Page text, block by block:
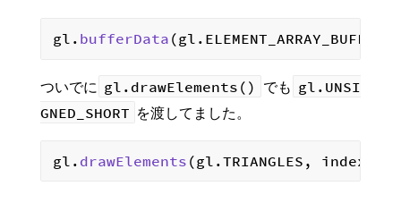
gl. bufferData (gl. ELEMENT_ARRAY_BUFFER
ついでに gl.drawElements() でも gl.UNSI
GNED_SHORT を渡してました。
gl. drawElements (gl.TRIANGLES , index.